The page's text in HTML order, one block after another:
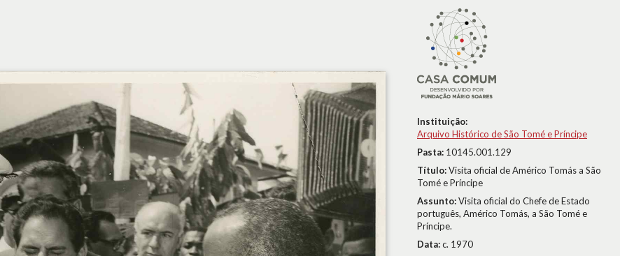
Instituição:
Arquivo Histórico de São Tomé e Príncipe
Pasta: 10145.001.129
Título:Visita oficial de Américo Tomás a São
Tomé e Príncipe
Assunto:Visita oficial do Chefe de Estado
português, Américo Tomás, a São Tomé e
Príncipe.
Data:c. 1970